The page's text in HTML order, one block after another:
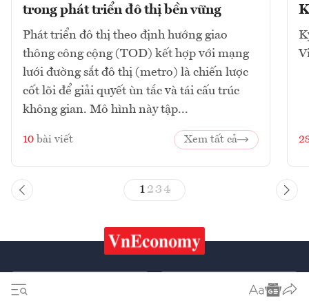
trong phát triển đô thị bền vững
Phát triển đô thị theo định hướng giao
thông công cộng (TOD) kết hợp với mạng
lưới đường sắt đô thị (metro) là chiến lược
cốt lõi để giải quyết ùn tắc và tái cấu trúc
không gian. Mô hình này tập...
10 bài viết Xem tất cả
1 23 4
Tiêu & Dùng